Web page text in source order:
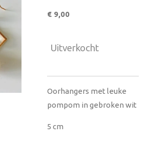
€ 9,00
Uitverkocht
Oorhangers met leuke
pompom in gebroken wit
5 cm